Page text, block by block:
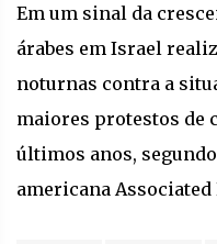
Em um sinal da
árabes em Israel
noturnas contra a
maiores protestos de
últimos anos,
americana Associated